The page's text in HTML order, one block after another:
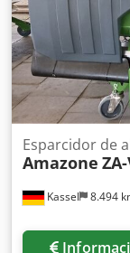
Kassel 8.494
Esparcidor de
Amazone
Información de